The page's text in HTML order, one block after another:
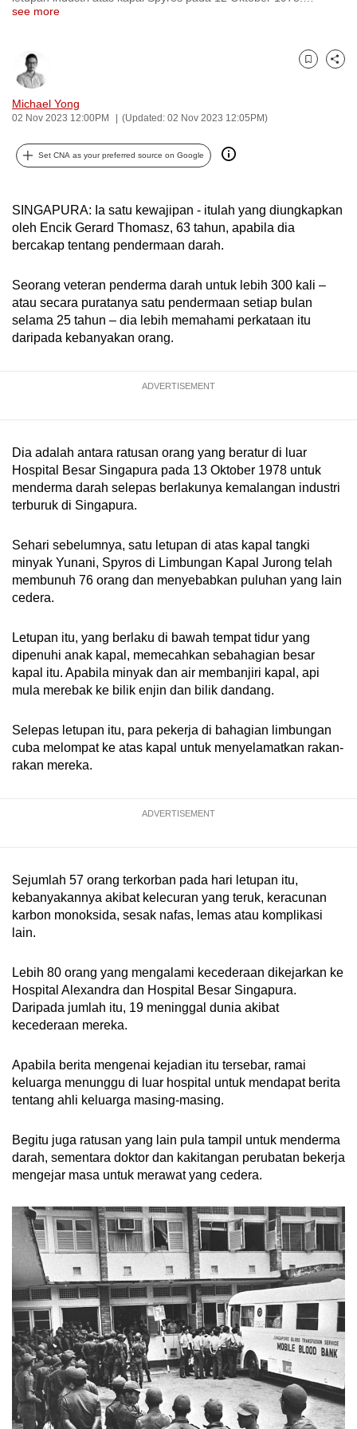
see more
Michael Yong
02 Nov 2023 12:00PM (Updated: 02 Nov 2023 12:05PM)
Bookmark
Share
Set CNA as your preferred source on Google
SINGAPURA: Ia satu kewajipan - itulah yang diungkapkan
oleh Encik Gerard Thomasz, 63 tahun, apabila dia
bercakap tentang pendermaan darah.
Seorang veteran penderma darah untuk lebih 300 kali –
atau secara puratanya satu pendermaan setiap bulan
selama 25 tahun – dia lebih memahami perkataan itu
daripada kebanyakan orang.
ADVERTISEMENT
Dia adalah antara ratusan orang yang beratur di luar
Hospital Besar Singapura pada 13 Oktober 1978 untuk
menderma darah selepas berlakunya kemalangan industri
terburuk di Singapura.
Sehari sebelumnya, satu letupan di atas kapal tangki
minyak Yunani, Spyros di Limbungan Kapal Jurong telah
membunuh 76 orang dan menyebabkan puluhan yang lain
cedera.
Letupan itu, yang berlaku di bawah tempat tidur yang
dipenuhi anak kapal, memecahkan sebahagian besar
kapal itu. Apabila minyak dan air membanjiri kapal, api
mula merebak ke bilik enjin dan bilik dandang.
Selepas letupan itu, para pekerja di bahagian limbungan
cuba melompat ke atas kapal untuk menyelamatkan rakan-
rakan mereka.
ADVERTISEMENT
Sejumlah 57 orang terkorban pada hari letupan itu,
kebanyakannya akibat kelecuran yang teruk, keracunan
karbon monoksida, sesak nafas, lemas atau komplikasi
lain.
Lebih 80 orang yang mengalami kecederaan dikejarkan ke
Hospital Alexandra dan Hospital Besar Singapura.
Daripada jumlah itu, 19 meninggal dunia akibat
kecederaan mereka.
Apabila berita mengenai kejadian itu tersebar, ramai
keluarga menunggu di luar hospital untuk mendapat berita
tentang ahli keluarga masing-masing.
Begitu juga ratusan yang lain pula tampil untuk menderma
darah, sementara doktor dan kakitangan perubatan bekerja
mengejar masa untuk merawat yang cedera.
can
To
continue,
to
a
browser
or,
for
finest
experience,
download
but
still
having
Contact
us